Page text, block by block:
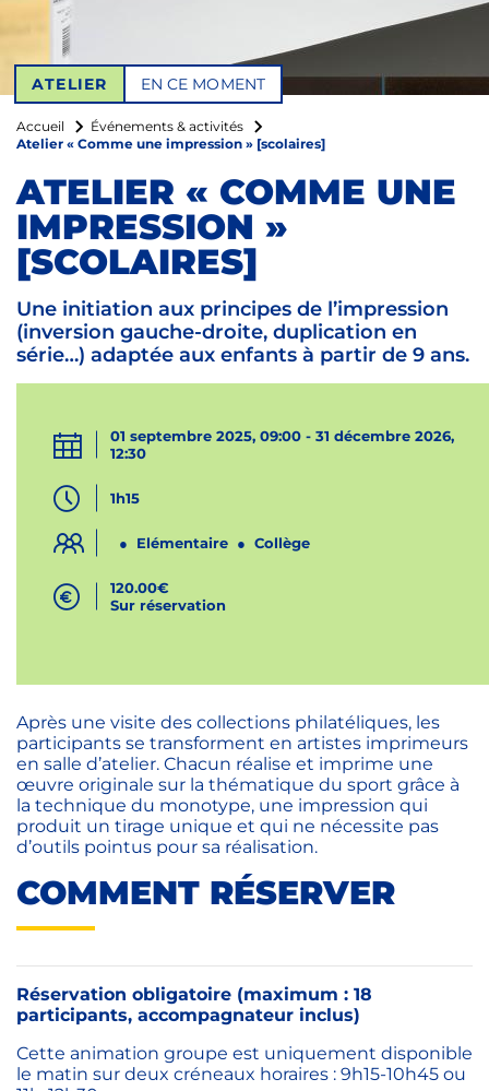
ATELIER EN CE MOMENT
Accueil
Événements & activités
Atelier « Comme une impression » [scolaires]
ATELIER « COMME UNE
IMPRESSION »
[SCOLAIRES]
Une initiation aux principes de l’impression
(inversion gauche-droite, duplication en
série…) adaptée aux enfants à partir de 9 ans.
01 septembre 2025, 09:00 - 31 décembre 2026,
12:30
1h15
Elémentaire Collège
120.00€
Sur réservation
Après une visite des collections philatéliques, les
participants se transforment en artistes imprimeurs
en salle d’atelier. Chacun réalise et imprime une
œuvre originale sur la thématique du sport grâce à
la technique du monotype, une impression qui
produit un tirage unique et qui ne nécessite pas
d’outils pointus pour sa réalisation.
COMMENT RÉSERVER
Réservation obligatoire (maximum : 18
participants, accompagnateur inclus)
Cette animation groupe est uniquement disponible
le matin sur deux créneaux horaires : 9h15-10h45 ou